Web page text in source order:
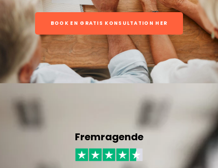
BOOK EN GRATIS KONSULTATION HER
Fremragende